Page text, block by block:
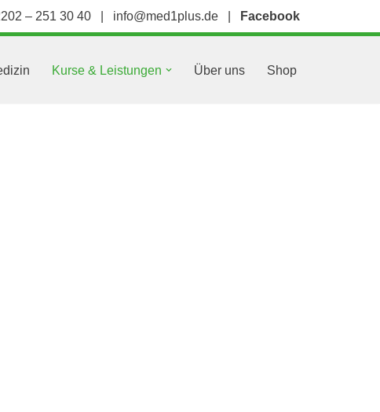
– 251 30 40 info@med1plus.de Facebook
Kurse & Leistungen Über uns Shop